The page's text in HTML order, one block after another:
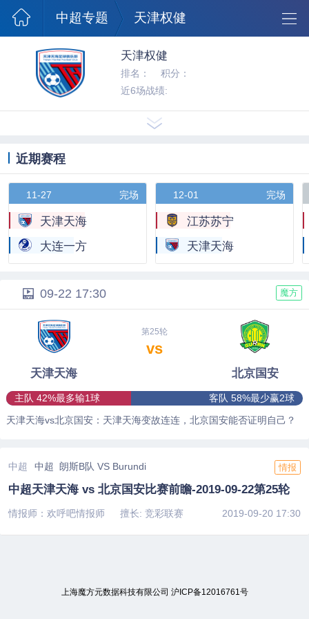
澳超球队
中超专题 天津权健
天津权健
排名：
积分：
近6场战绩:
近期赛程
11-27 完场
天津天海
大连一方
12-01 完场
江苏苏宁
天津天海
09-22 17:30 魔方
天津天海
第25轮
vs
北京国安
主队 42%最多输1球
客队 58%最少赢2球
天津天海vs北京国安：天津天海变故连连，北京国安能否证明自己？
情报
中超 中超 朗斯B队 VS Burundi
中超天津天海 vs 北京国安比赛前瞻-2019-09-22第25轮
情报师：欢呼吧情报师 擅长: 竞彩联赛 2019-09-20 17:30
上海魔方元数据科技有限公司 沪ICP备12016761号